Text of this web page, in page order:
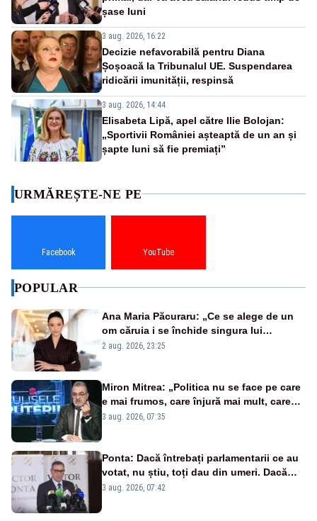
șase luni
3 aug. 2026, 16:22
Decizie nefavorabilă pentru Diana
Șoșoacă la Tribunalul UE. Suspendarea
ridicării imunității, respinsă
3 aug. 2026, 14:44
Elisabeta Lipă, apel către Ilie Bolojan:
„Sportivii României așteaptă de un an și
șapte luni să fie premiați”
URMĂREȘTE-NE PE
Facebook YouTube
POPULAR
Ana Maria Păcuraru: „Ce se alege de un
om căruia i se închide singura lui
portiță?”
2 aug. 2026, 23:25
Miron Mitrea: „Politica nu se face pe care
e mai frumos, care înjură mai mult, care
țipă mai tare, ci pe proiecte”
3 aug. 2026, 07:35
Ponta: Dacă întrebați parlamentarii ce au
votat, nu știu, toți dau din umeri. Dacă
întrebi de ce au votat pro sau contra, o să
3 aug. 2026, 07:42